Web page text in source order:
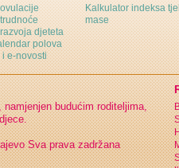
djeteta
polova
e-novosti
Kalkulator indeksa
mase
budućim roditeljima,
Sva prava zadržana